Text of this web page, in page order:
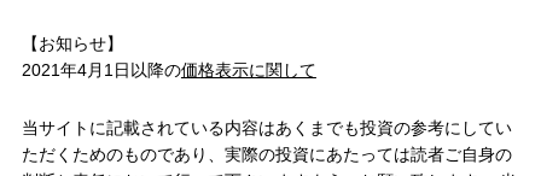
【お知らせ】
2021年4月1日以降の価格表示に関して
当サイトに記載されている内容はあくまでも投資の参考にしてい
ただくためのものであり、実際の投資にあたっては読者ご自身の